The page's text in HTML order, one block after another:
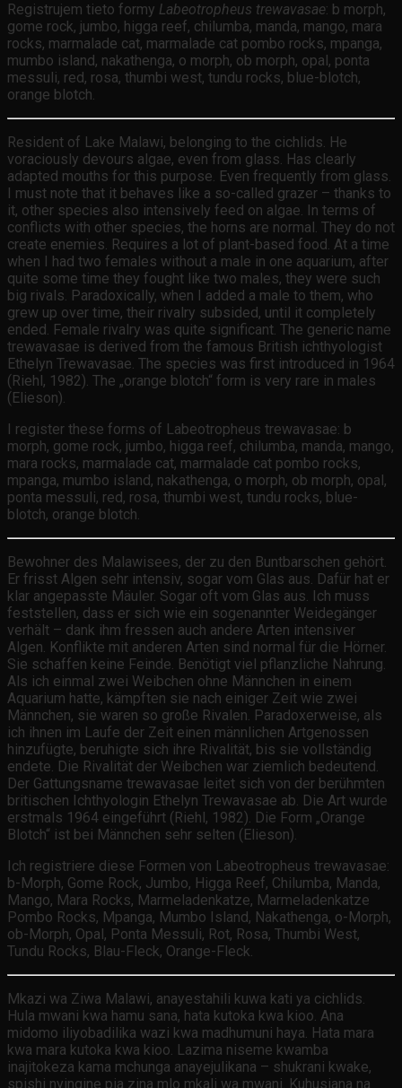
Registrujem tieto formy Labeotropheus trewavasae: b morph,
gome rock, jumbo, higga reef, chilumba, manda, mango, mara
rocks, marmalade cat, marmalade cat pombo rocks, mpanga,
mumbo island, nakathenga, o morph, ob morph, opal, ponta
messuli, red, rosa, thumbi west, tundu rocks, blue-blotch,
orange blotch.
Resident of Lake Malawi, belonging to the cichlids. He
voraciously devours algae, even from glass. Has clearly
adapted mouths for this purpose. Even frequently from glass.
I must note that it behaves like a so-called grazer – thanks to
it, other species also intensively feed on algae. In terms of
conflicts with other species, the horns are normal. They do not
create enemies. Requires a lot of plant-based food. At a time
when I had two females without a male in one aquarium, after
quite some time they fought like two males, they were such
big rivals. Paradoxically, when I added a male to them, who
grew up over time, their rivalry subsided, until it completely
ended. Female rivalry was quite significant. The generic name
trewavasae is derived from the famous British ichthyologist
Ethelyn Trewavasae. The species was first introduced in 1964
(Riehl, 1982). The „orange blotch“ form is very rare in males
(Elieson).
I register these forms of Labeotropheus trewavasae: b
morph, gome rock, jumbo, higga reef, chilumba, manda, mango,
mara rocks, marmalade cat, marmalade cat pombo rocks,
mpanga, mumbo island, nakathenga, o morph, ob morph, opal,
ponta messuli, red, rosa, thumbi west, tundu rocks, blue-
blotch, orange blotch.
Bewohner des Malawisees, der zu den Buntbarschen gehört.
Er frisst Algen sehr intensiv, sogar vom Glas aus. Dafür hat er
klar angepasste Mäuler. Sogar oft vom Glas aus. Ich muss
feststellen, dass er sich wie ein sogenannter Weidegänger
verhält – dank ihm fressen auch andere Arten intensiver
Algen. Konflikte mit anderen Arten sind normal für die Hörner.
Sie schaffen keine Feinde. Benötigt viel pflanzliche Nahrung.
Als ich einmal zwei Weibchen ohne Männchen in einem
Aquarium hatte, kämpften sie nach einiger Zeit wie zwei
Männchen, sie waren so große Rivalen. Paradoxerweise, als
ich ihnen im Laufe der Zeit einen männlichen Artgenossen
hinzufügte, beruhigte sich ihre Rivalität, bis sie vollständig
endete. Die Rivalität der Weibchen war ziemlich bedeutend.
Der Gattungsname trewavasae leitet sich von der berühmten
britischen Ichthyologin Ethelyn Trewavasae ab. Die Art wurde
erstmals 1964 eingeführt (Riehl, 1982). Die Form „Orange
Blotch“ ist bei Männchen sehr selten (Elieson).
Ich registriere diese Formen von Labeotropheus trewavasae:
b-Morph, Gome Rock, Jumbo, Higga Reef, Chilumba, Manda,
Mango, Mara Rocks, Marmeladenkatze, Marmeladenkatze
Pombo Rocks, Mpanga, Mumbo Island, Nakathenga, o-Morph,
ob-Morph, Opal, Ponta Messuli, Rot, Rosa, Thumbi West,
Tundu Rocks, Blau-Fleck, Orange-Fleck.
Mkazi wa Ziwa Malawi, anayestahili kuwa kati ya cichlids.
Hula mwani kwa hamu sana, hata kutoka kwa kioo. Ana
midomo iliyobadilika wazi kwa madhumuni haya. Hata mara
kwa mara kutoka kwa kioo. Lazima niseme kwamba
inajitokeza kama mchunga anayejulikana – shukrani kwake,
spishi nyingine pia zina mlo mkali wa mwani. Kuhusiana na